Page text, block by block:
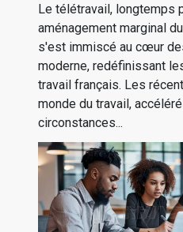
Le télétravail, longtemps
aménagement marginal
s'est immiscé au cœur
moderne, redéfinissant
travail français. Les
monde du travail,
circonstances...